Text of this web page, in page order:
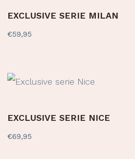
EXCLUSIVE SERIE MILAN
€59,95
EXCLUSIVE SERIE NICE
€69,95